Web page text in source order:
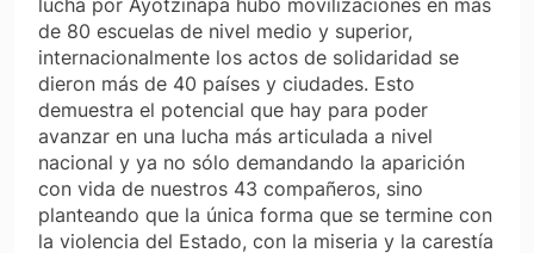
de 80 escuelas de nivel medio y superior,
internacionalmente los actos de solidaridad se
dieron más de 40 países y ciudades. Esto
demuestra el potencial que hay para poder
avanzar en una lucha más articulada a nivel
nacional y ya no sólo demandando la aparición
con vida de nuestros 43 compañeros, sino
planteando que la única forma que se termine con
la violencia del Estado, con la miseria y la carestía